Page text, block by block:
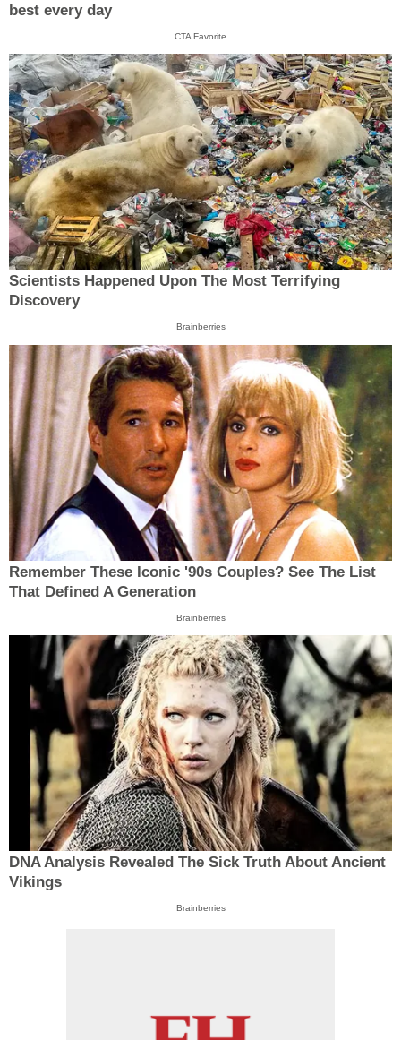
best every day
CTA Favorite
Scientists Happened Upon The Most Terrifying
Discovery
Brainberries
Remember These Iconic '90s Couples? See The List
That Defined A Generation
Brainberries
DNA Analysis Revealed The Sick Truth About Ancient
Vikings
Brainberries